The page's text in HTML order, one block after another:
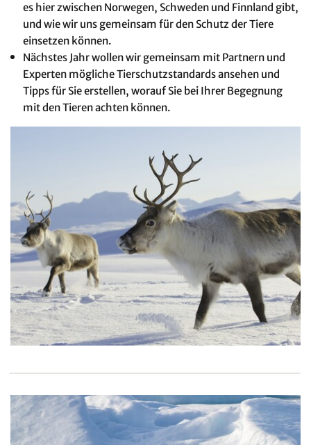
es hier zwischen Norwegen, Schweden und Finnland gibt,
und wie wir uns gemeinsam für den Schutz der Tiere
einsetzen können.
Nächstes Jahr wollen wir gemeinsam mit Partnern und
Experten mögliche Tierschutzstandards ansehen und
Tipps für Sie erstellen, worauf Sie bei Ihrer Begegnung
mit den Tieren achten können.